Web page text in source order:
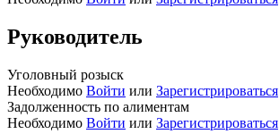
Руководитель
Уголовный розыск
Необходимо Войти или Зарегистрироваться
Задолженность по алиментам
Необходимо Войти или Зарегистрироваться